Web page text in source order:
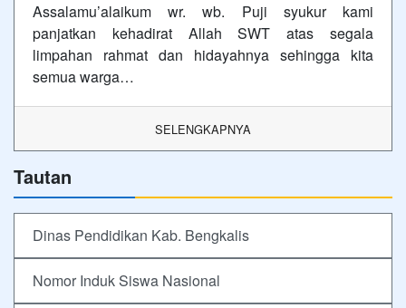
Assalamu’alaikum wr. wb. Puji syukur kami
panjatkan kehadirat Allah SWT atas segala
limpahan rahmat dan hidayahnya sehingga kita
semua warga…
SELENGKAPNYA
Tautan
Dinas Pendidikan Kab. Bengkalis
Nomor Induk Siswa Nasional